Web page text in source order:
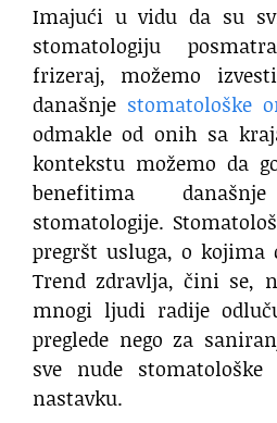
Imajući u vidu da su
stomatologiju
frizeraj, možemo
današnje stomatološke
odmakle od onih sa
kontekstu možemo da
benefitima
stomatologije.
pregršt usluga, o kojima
Trend zdravlja, čini se,
mnogi ljudi radije
preglede nego za
sve nude
nastavku.